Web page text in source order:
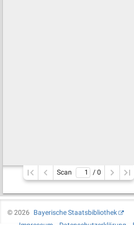
Scan / 0
©2026
Bayerische Staatsbibliothek